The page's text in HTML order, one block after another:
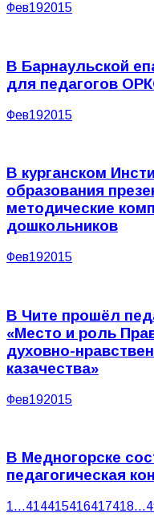
Фев192015
В Барнаульской
для педагогов
Фев192015
В курганском
образования
методические
дошкольников
Фев192015
В Чите прошёл
«Место и роль
духовно-
казачества»
Фев192015
В Медногорске
педагогическая
1…414415416417418…